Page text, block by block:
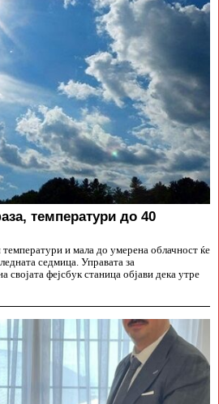
температури до 40
и мала до умерена облачност ќе
седмица. Управата за
фејсбук станица објави дека утре